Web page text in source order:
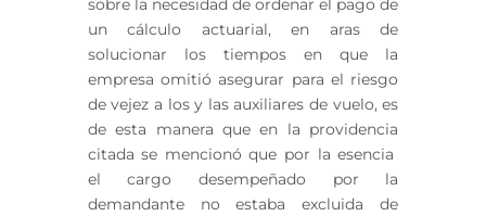
sobre la necesidad de ordenar el pago de
un cálculo actuarial, en aras de
solucionar los tiempos en que la
empresa omitió asegurar para el riesgo
de vejez a los y las auxiliares de vuelo, es
de esta manera que en la providencia
citada se mencionó que por la esencia
el cargo desempeñado por la
demandante no estaba excluida de